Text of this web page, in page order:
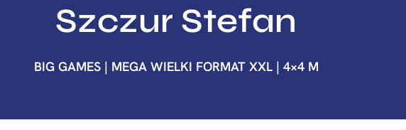
Szczur Stefan
BIG GAMES | MEGA WIELKI FORMAT XXL | 4×4 M